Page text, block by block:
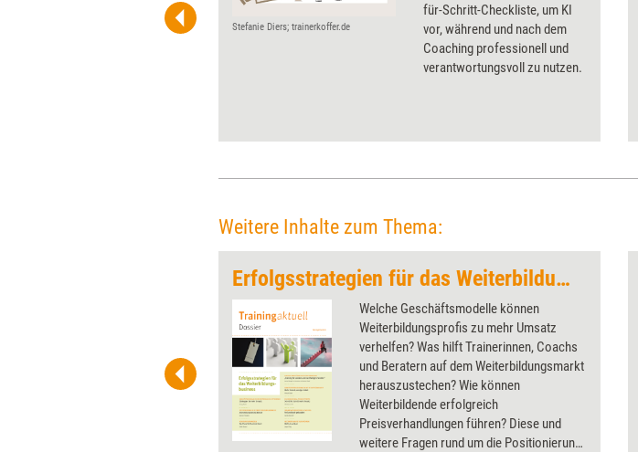
Beraterinnen und Coachs. Die
Stefanie Diers; trainerkoffer.de
für-Schritt-Checkliste, um KI
vor, während und nach dem
Coaching professionell und
verantwortungsvoll zu nutzen.
Weitere Inhalte zum Thema:
Erfolgsstrategien für das Weiterbildungsbusiness
Welche Geschäftsmodelle können
Weiterbildungsprofis zu mehr Umsatz
verhelfen? Was hilft Trainerinnen, Coachs
und Beratern auf dem Weiterbildungsmarkt
herauszustechen? Wie können
Weiterbildende erfolgreich
Preisverhandlungen führen? Diese und
weitere Fragen rund um die Positionierung